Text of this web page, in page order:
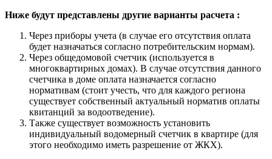
Ниже будут представлены другие варианты расчета :
Через приборы учета (в случае его отсутствия оплата
будет назначаться согласно потребительским нормам).
Через общедомовой счетчик (используется в
многоквартирных домах). В случае отсутствия данного
счетчика в доме оплата назначается согласно
нормативам (стоит учесть, что для каждого региона
существует собственный актуальный норматив оплаты
квитанций за водоотведение).
Также существует возможность установить
индивидуальный водомерный счетчик в квартире (для
этого необходимо иметь разрешение от ЖКХ).